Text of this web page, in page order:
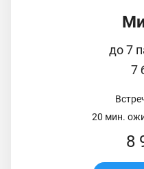
до 7
7
20 мин.
8